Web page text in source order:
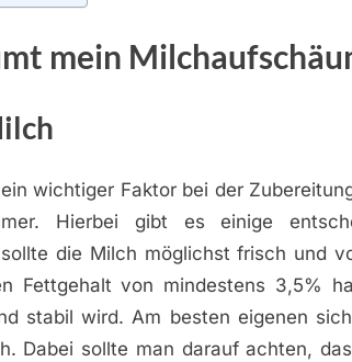
mein
wichtiger Faktor bei der
Hierbei gibt es einige
die Milch möglichst frisch und
Fettgehalt von mindestens 3,5%
stabil wird. Am besten eigenen
Dabei sollte man darauf achten,